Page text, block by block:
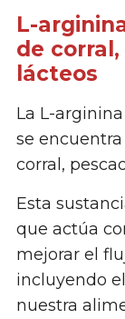
L-
de
lácteos
La L-
se
corral,
Esta
que actúa
mejorar el
incluyendo
nuestra